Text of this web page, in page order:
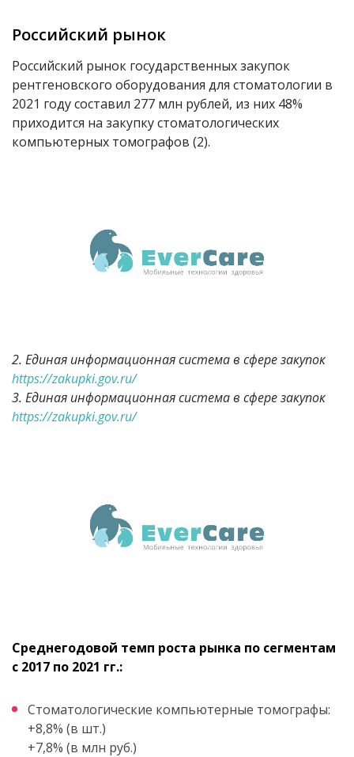
Российский рынок
Российский рынок государственных закупок
рентгеновского оборудования для стоматологии в
2021 году составил 277 млн рублей, из них 48%
приходится на закупку стоматологических
компьютерных томографов (2).
2. Единая информационная система в сфере закупок
https://zakupki.gov.ru/
3. Единая информационная система в сфере закупок
https://zakupki.gov.ru/
Среднегодовой темп роста рынка по сегментам
с 2017 по 2021 гг.:
Стоматологические компьютерные томографы:
+8,8% (в шт.)
+7,8% (в млн руб.)